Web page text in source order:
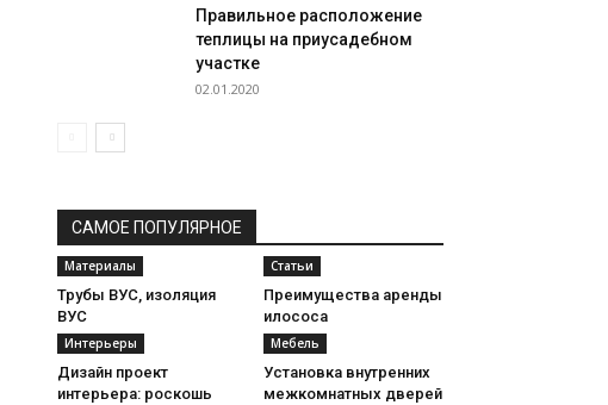
Правильное расположение
теплицы на приусадебном
участке
02.01.2020
САМОЕ ПОПУЛЯРНОЕ
Материалы
Трубы ВУС, изоляция
ВУС
Статьи
Преимущества аренды
илососа
Интерьеры
Дизайн проект
интерьера: роскошь
Мебель
Установка внутренних
межкомнатных дверей